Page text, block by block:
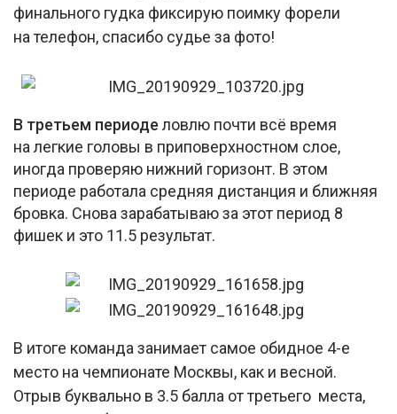
финального гудка фиксирую поимку форели
на телефон, спасибо судье за фото!
В третьем периоде ловлю почти всё время
на легкие головы в приповерхностном слое,
иногда проверяю нижний горизонт. В этом
периоде работала средняя дистанция и ближняя
бровка. Снова зарабатываю за этот период 8
фишек и это 11.5 результат.
В итоге команда занимает самое обидное 4-е
место на чемпионате Москвы, как и весной.
Отрыв буквально в 3.5 балла от третьего места,